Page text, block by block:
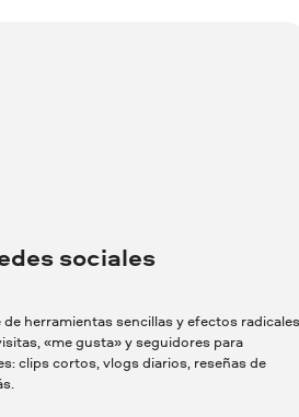
sociales
herramientas sencillas y efectos
«me gusta» y seguidores para
clips cortos, vlogs diarios, reseñas de